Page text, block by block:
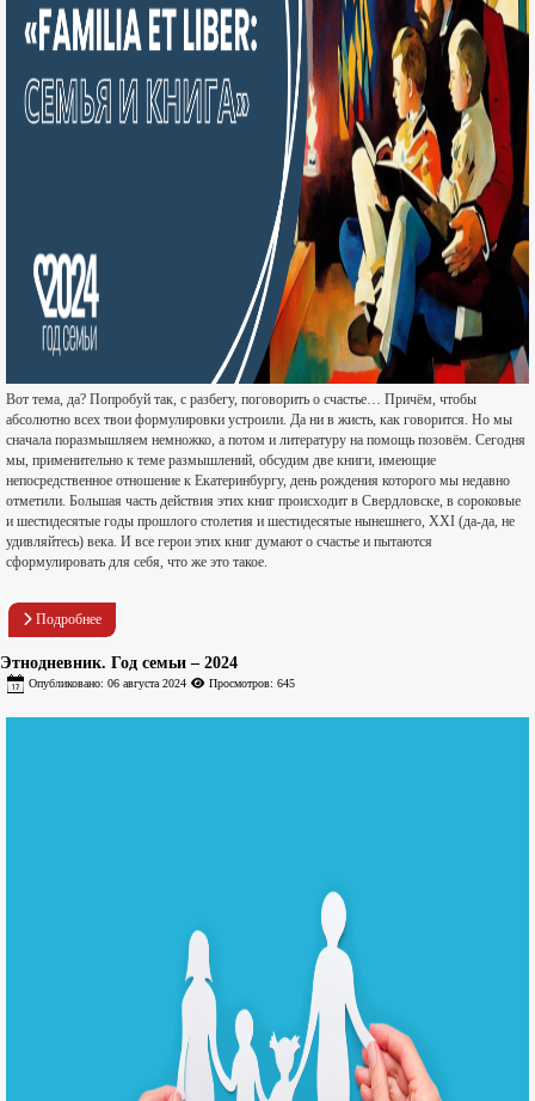
Вот тема, да? Попробуй так, с разбегу, поговорить о счастье… Причём, чтобы
абсолютно всех твои формулировки устроили. Да ни в жисть, как говорится. Но мы
сначала поразмышляем немножко, а потом и литературу на помощь позовём. Сегодня
мы, применительно к теме размышлений, обсудим две книги, имеющие
непосредственное отношение к Екатеринбургу, день рождения которого мы недавно
отметили. Большая часть действия этих книг происходит в Свердловске, в сороковые
и шестидесятые годы прошлого столетия и шестидесятые нынешнего, XXI (да-да, не
удивляйтесь) века. И все герои этих книг думают о счастье и пытаются
сформулировать для себя, что же это такое.
Подробнее
Этнодневник. Год семьи – 2024
Опубликовано: 06 августа 2024 Просмотров: 645